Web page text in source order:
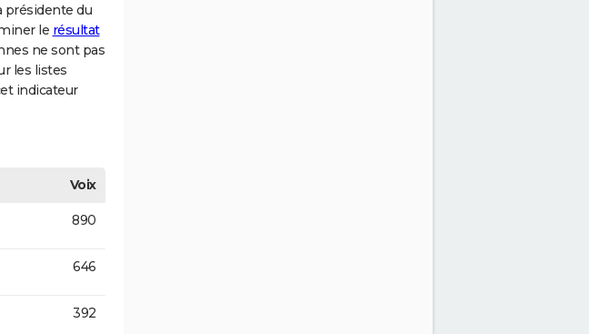
présidente du
le résultat
ne sont pas
les listes
indicateur
Voix
890
646
392